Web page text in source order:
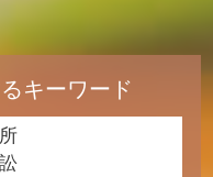
キーワード